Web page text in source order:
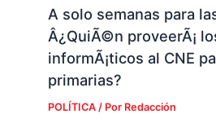
A solo semanas para
Â¿QuiÃ©n proveerÃ¡
informÃ¡ticos al CNE
primarias?
POLÍTICA/ Por Redacción